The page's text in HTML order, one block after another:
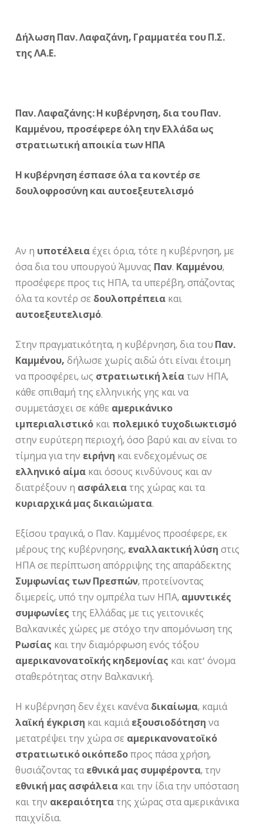
Δήλωση Παν. Λαφαζάνη, Γραμματέα του Π.Σ.
της ΛΑ.Ε.
Παν. Λαφαζάνης: Η κυβέρνηση, δια του Παν.
Καμμένου, προσέφερε όλη την Ελλάδα ως
στρατιωτική αποικία των ΗΠΑ
Η κυβέρνηση έσπασε όλα τα κοντέρ σε
δουλοφροσύνη και αυτοεξευτελισμό
Αν η υποτέλειαέχει όρια, τότε η κυβέρνηση, με
όσα δια του υπουργού Άμυνας Παν. Καμμένου,
προσέφερε προς τις ΗΠΑ, τα υπερέβη, σπάζοντας
όλα τα κοντέρ σε δουλοπρέπεια και
αυτοεξευτελισμό.
Στην πραγματικότητα, η κυβέρνηση, δια του Παν.
Καμμένου, δήλωσε χωρίς αιδώ ότι είναι έτοιμη
να προσφέρει, ως στρατιωτική λείατων ΗΠΑ,
κάθε σπιθαμή της ελληνικής γης και να
συμμετάσχει σε κάθε αμερικάνικο
ιμπεριαλιστικό και πολεμικό τυχοδιωκτισμό
στην ευρύτερη περιοχή, όσο βαρύ και αν είναι το
τίμημα για την ειρήνη και ενδεχομένως σε
ελληνικό αίμα και όσους κινδύνους και αν
διατρέξουν η ασφάλειατης χώρας και τα
κυριαρχικά μας δικαιώματα.
Εξίσου τραγικά, ο Παν. Καμμένος προσέφερε, εκ
μέρους της κυβέρνησης, εναλλακτική λύση στις
ΗΠΑ σε περίπτωση απόρριψης της απαράδεκτης
Συμφωνίας των Πρεσπών, προτείνοντας
διμερείς, υπό την ομπρέλα των ΗΠΑ, αμυντικές
συμφωνίες της Ελλάδας με τις γειτονικές
Βαλκανικές χώρες με στόχο την απομόνωση της
Ρωσίας και την διαμόρφωση ενός τόξου
αμερικανονατοϊκής κηδεμονίας και κατ’ όνομα
σταθερότητας στην Βαλκανική.
Η κυβέρνηση δεν έχει κανέναδικαίωμα, καμιά
λαϊκή έγκριση και καμιάεξουσιοδότηση να
μετατρέψει την χώρα σε αμερικανονατοϊκό
στρατιωτικό οικόπεδοπρος πάσα χρήση,
θυσιάζοντας ταεθνικά μας συμφέροντα, την
εθνική μας ασφάλεια και την ίδια την υπόσταση
και την ακεραιότητατης χώρας στα αμερικάνικα
παιχνίδια.